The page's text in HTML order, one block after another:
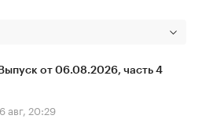
от 06.08.2026, часть 4
авг, 20:29